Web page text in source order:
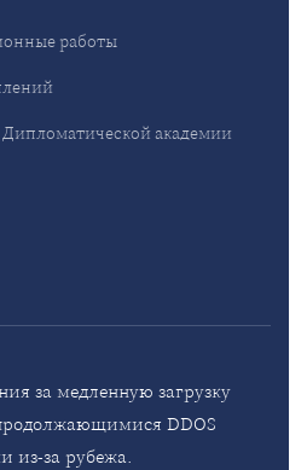
работы
академии
за медленную загрузку
DDOS
из-за рубежа.